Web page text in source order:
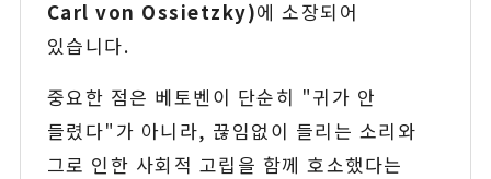
Carl von Ossietzky)에 소장되어
있습니다.
중요한 점은 베토벤이 단순히 "귀가 안
들렸다"가 아니라, 끊임없이 들리는 소리와
그로 인한 사회적 고립을 함께 호소했다는